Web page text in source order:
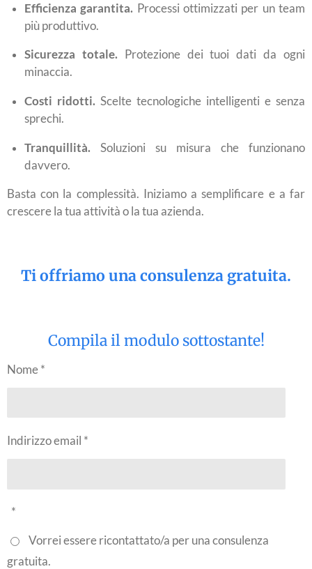
Efficienza garantita. Processi ottimizzati per un team
più produttivo.
Sicurezza totale. Protezione dei tuoi dati da ogni
minaccia.
Costi ridotti. Scelte tecnologiche intelligenti e senza
sprechi.
Tranquillità. Soluzioni su misura che funzionano
davvero.
Basta con la complessità. Iniziamo a semplificare e a far
crescere la tua attività o la tua azienda.
Ti offriamo una consulenza gratuita.
Compila il modulo sottostante!
Nome *
Indirizzo email *
*
Vorrei essere ricontattato/a per una consulenza
gratuita.